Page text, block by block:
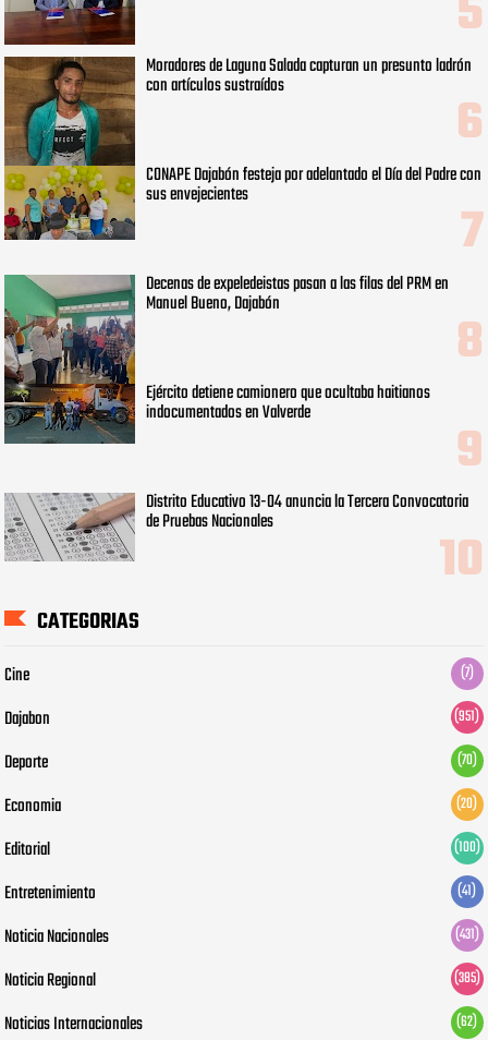
Moradores de Laguna Salada capturan un presunto ladrón
con artículos sustraídos
CONAPE Dajabón festeja por adelantado el Día del Padre con
sus envejecientes
Decenas de expeledeistas pasan a las filas del PRM en
Manuel Bueno, Dajabón
Ejército detiene camionero que ocultaba haitianos
indocumentados en Valverde
Distrito Educativo 13-04 anuncia la Tercera Convocatoria
de Pruebas Nacionales
CATEGORIAS
Cine (7)
Dajabon (951)
Deporte (70)
Economia (20)
Editorial (100)
Entretenimiento (41)
Noticia Nacionales (431)
Noticia Regional (385)
Noticias Internacionales (62)